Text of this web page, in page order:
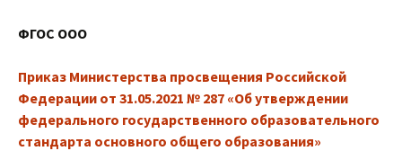
ФГОС ООО
Приказ Министерства просвещения Российской
Федерации от 31.05.2021 № 287 «Об утверждении
федерального государственного образовательного
стандарта основного общего образования»